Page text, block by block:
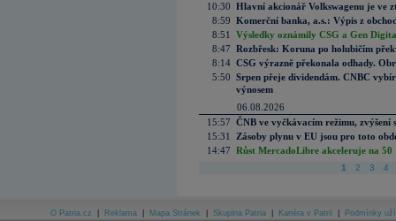
10:30 Hlavní akcionář Volkswagenu je ve
8:59 Komerční banka, a.s.: Výpis z
8:51
Výsledky oznámily CSG a Gen
8:47 Rozbřesk: Koruna po holubičím
8:14 CSG výrazně překonala odhady.
5:50 Srpen přeje dividendám. CNBC
výnosem
06.08.2026
15:57 ČNB ve vyčkávacím režimu, zvýšení
15:31
Zásoby plynu v EU jsou pro toto
14:47 Růst MercadoLibre akceleruje na
1 2 3 4
O Patria.cz Reklama Mapa Stránek Skupina Patria Kariéra v Patrii Podmínky